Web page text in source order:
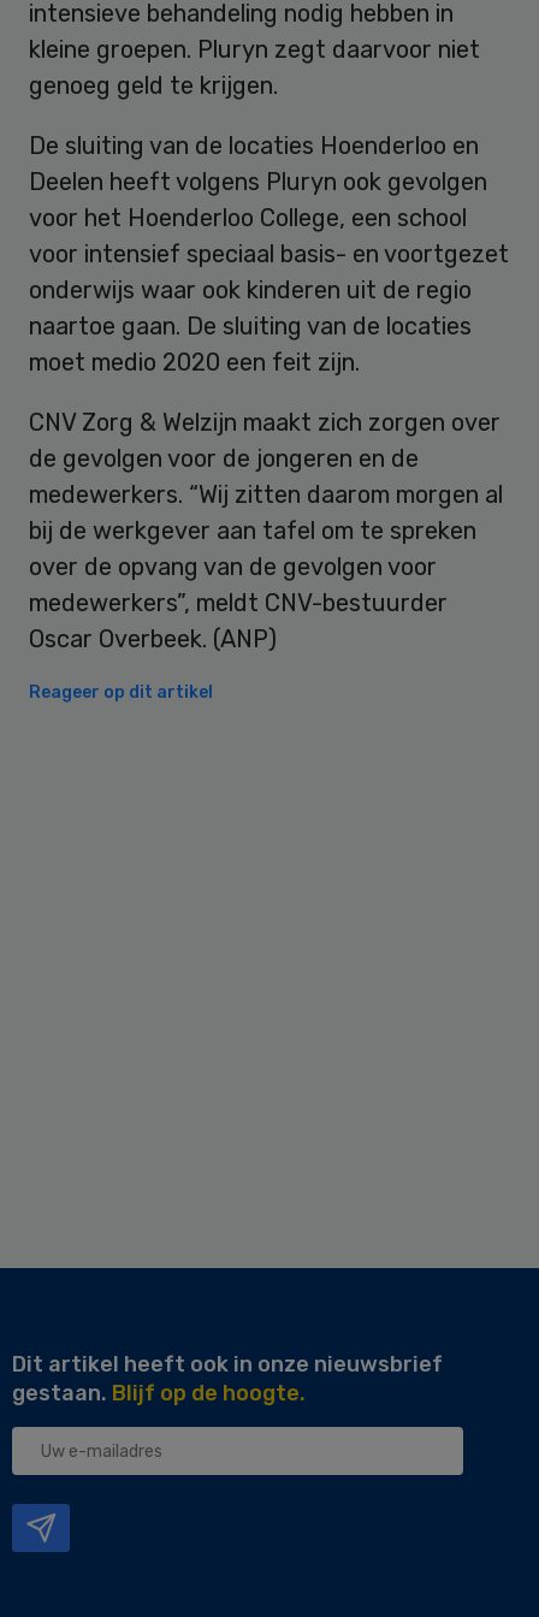
intensieve behandeling nodig hebben in
kleine groepen. Pluryn zegt daarvoor niet
genoeg geld te krijgen.
De sluiting van de locaties Hoenderloo en
Deelen heeft volgens Pluryn ook gevolgen
voor het Hoenderloo College, een school
voor intensief speciaal basis- en voortgezet
onderwijs waar ook kinderen uit de regio
naartoe gaan. De sluiting van de locaties
moet medio 2020 een feit zijn.
CNV Zorg & Welzijn maakt zich zorgen over
de gevolgen voor de jongeren en de
medewerkers. “Wij zitten daarom morgen al
bij de werkgever aan tafel om te spreken
over de opvang van de gevolgen voor
medewerkers”, meldt CNV-bestuurder
Oscar Overbeek. (ANP)
Reageer op dit artikel
Dit artikel heeft ook in onze nieuwsbrief
gestaan. Blijf op de hoogte.
Uw